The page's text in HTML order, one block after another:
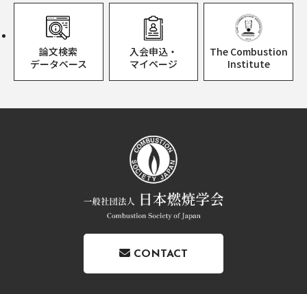
論文検索
データベース
入会申込・
マイページ
The Combustion
Institute
CONTACT